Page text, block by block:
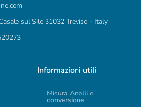
sul Sile 31032 Treviso - Italy
Informazioni utili
Misura Anelli e
conversione